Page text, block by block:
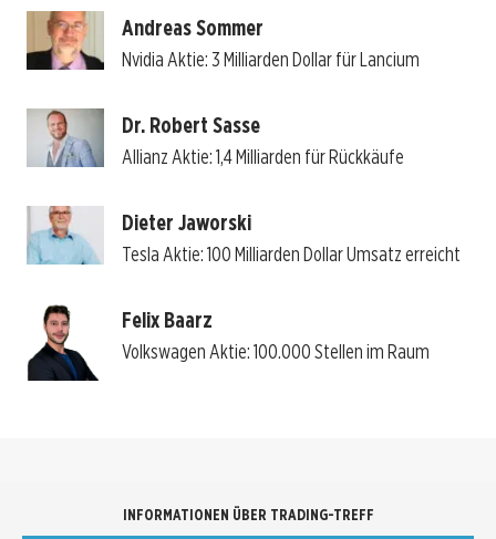
Andreas Sommer
Nvidia Aktie: 3 Milliarden Dollar für Lancium
Dr. Robert Sasse
Allianz Aktie: 1,4 Milliarden für Rückkäufe
Dieter Jaworski
Tesla Aktie: 100 Milliarden Dollar Umsatz erreicht
Felix Baarz
Volkswagen Aktie: 100.000 Stellen im Raum
INFORMATIONEN ÜBER TRADING-TREFF